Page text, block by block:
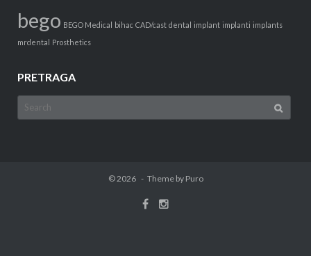
bego BEGO Medical bihac CAD/cast dental implant implanti implants
mrdental Prosthetics
PRETRAGA
Search
for:
© 2026 Theme by Puro